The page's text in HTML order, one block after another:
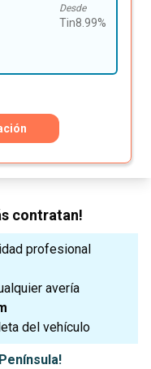
Desde
Tin8.99%
contratan!
profesional
avería
del vehículo